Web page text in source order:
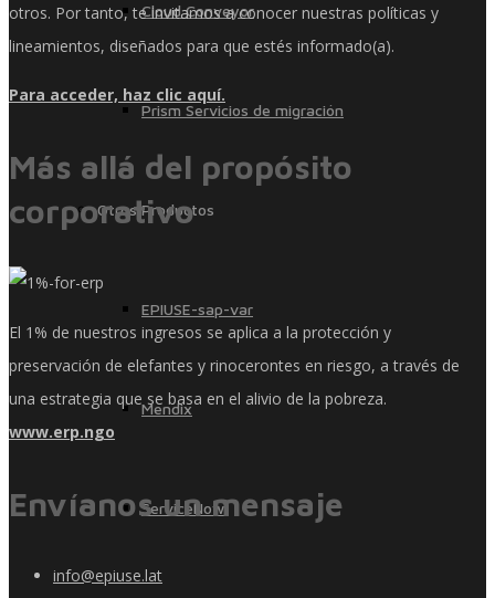
Cloud Conveyor
Prism Servicios de migración
Otros Productos
EPIUSE-sap-var
Mendix
ServiceNow
otros. Por tanto, te invitamos a conocer nuestras políticas y
lineamientos, diseñados para que estés informado(a).
Para acceder, haz clic aquí.
Más allá del propósito
corporativo
El 1% de nuestros ingresos se aplica a la protección y
preservación de elefantes y rinocerontes en riesgo, a través de
una estrategia que se basa en el alivio de la pobreza.
www.erp.ngo
Envíanos un mensaje
info@epiuse.lat